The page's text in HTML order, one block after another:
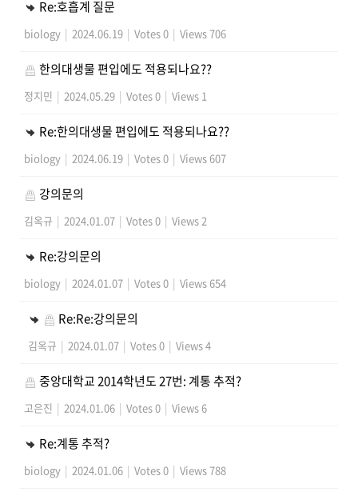
Re:호흡계 질문
biology | 2024.06.19 | Votes 0 | Views 706
한의대생물 편입에도 적용되나요??
정지민 | 2024.05.29 | Votes 0 | Views 1
Re:한의대생물 편입에도 적용되나요??
biology | 2024.06.19 | Votes 0 | Views 607
강의문의
김옥규 | 2024.01.07 | Votes 0 | Views 2
Re:강의문의
biology | 2024.01.07 | Votes 0 | Views 654
Re:Re:강의문의
김옥규 | 2024.01.07 | Votes 0 | Views 4
중앙대학교 2014학년도 27번: 계통 추적?
고은진 | 2024.01.06 | Votes 0 | Views 6
Re:계통 추적?
biology | 2024.01.06 | Votes 0 | Views 788